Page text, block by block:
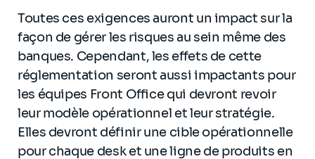
Toutes ces exigences auront un impact sur la
façon de gérer les risques au sein même des
banques. Cependant, les effets de cette
réglementation seront aussi impactants pour
les équipes Front Office qui devront revoir
leur modèle opérationnel et leur stratégie.
Elles devront définir une cible opérationnelle
pour chaque desk et une ligne de produits en